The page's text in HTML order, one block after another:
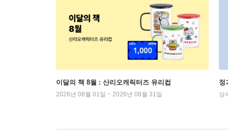
이달의 책 8월 : 산리오캐릭터즈 유리컵
2026년 08월 01일 ~ 2026년 08월 31일
정
상